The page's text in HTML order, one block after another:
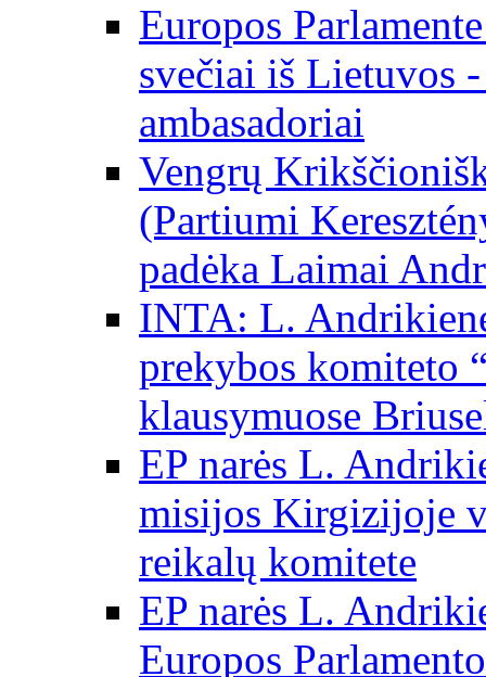
Europos
svečiai iš Lietuvos
ambasadoriai
Vengrų
(Partiumi
padėka Laimai
INTA: L.
prekybos komiteto
klausymuose
EP narės L.
misijos Kirgizijoje
reikalų komitete
EP narės L.
Europos